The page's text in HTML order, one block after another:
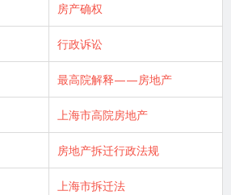
房产确权
行政诉讼
最高院解释——房地产
上海市高院房地产
房地产拆迁行政法规
上海市拆迁法